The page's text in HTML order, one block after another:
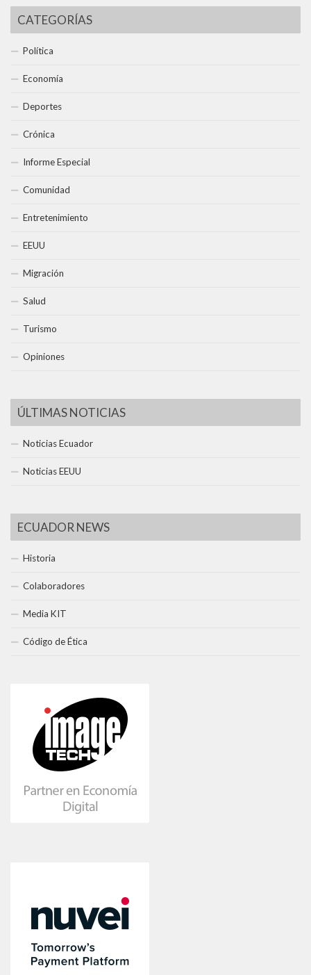
CATEGORÍAS
Política
Economía
Deportes
Crónica
Informe Especial
Comunidad
Entretenimiento
EEUU
Migración
Salud
Turismo
Opiniones
ÚLTIMAS NOTICIAS
Noticias Ecuador
Noticias EEUU
ECUADOR NEWS
Historia
Colaboradores
Media KIT
Código de Ética